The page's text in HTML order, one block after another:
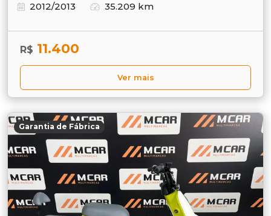
2012/2013
35.209 km
R$ 11.400
Ver mais
Garantia de Fábrica